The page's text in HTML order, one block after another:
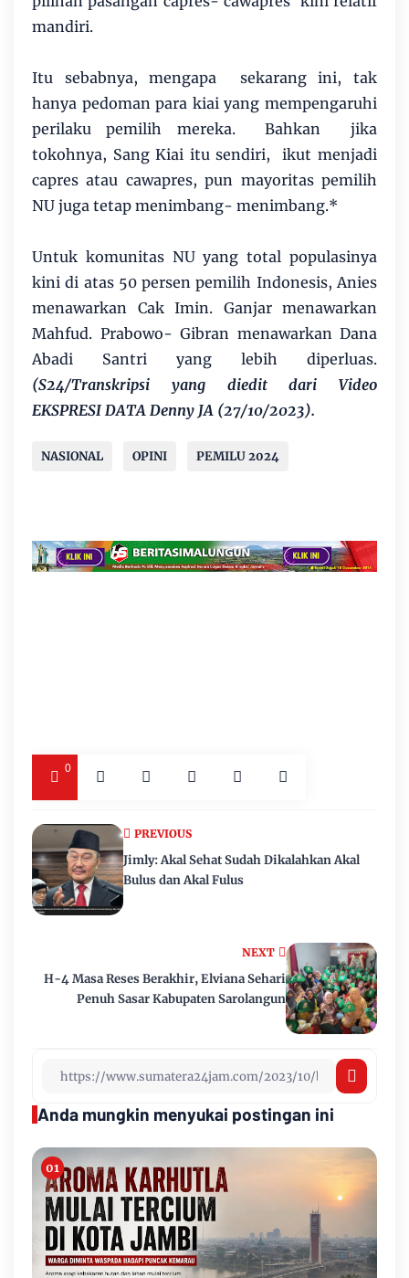
mandiri.
Itu sebabnya, mengapa sekarang ini, tak
hanya pedoman para kiai yang mempengaruhi
perilaku pemilih mereka. Bahkan jika
tokohnya, Sang Kiai itu sendiri, ikut menjadi
capres atau cawapres, pun mayoritas pemilih
NU juga tetap menimbang- menimbang.*
Untuk komunitas NU yang total populasinya
kini di atas 50 persen pemilih Indonesis, Anies
menawarkan Cak Imin. Ganjar menawarkan
Mahfud. Prabowo- Gibran menawarkan Dana
Abadi Santri yang lebih diperluas.
(S24/Transkripsi yang diedit dari Video
EKSPRESI DATA Denny JA (27/10/2023).
NASIONAL OPINI PEMILU 2024
0
NEXT
H-4 Masa Reses Berakhir, Elviana Sehari
Penuh Sasar Kabupaten Sarolangun
PREVIOUS
Jimly: Akal Sehat Sudah Dikalahkan Akal
Bulus dan Akal Fulus
Anda mungkin menyukai postingan ini